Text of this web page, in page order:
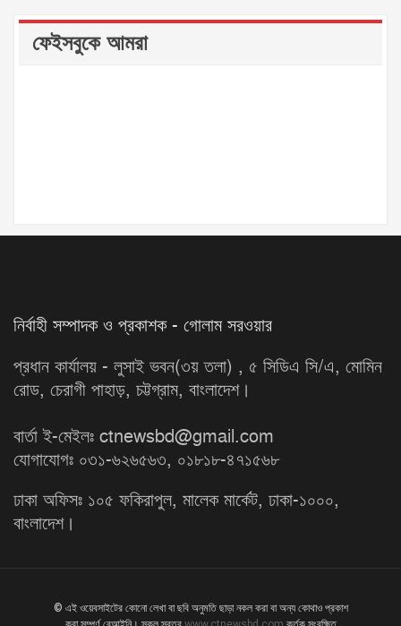
ফেইসবুকে আমরা
নির্বাহী সম্পাদক ও প্রকাশক - গোলাম সরওয়ার
প্রধান কার্যালয় - লুসাই ভবন(৩য় তলা) , ৫ সিডিএ সি/এ, মোমিন
রোড, চেরাগী পাহাড়, চট্টগ্রাম, বাংলাদেশ।
বার্তা ই-মেইলঃ ctnewsbd@gmail.com
যোগাযোগঃ ০৩১-৬২৬৫৬৩, ০১৮১৮-৪৭১৫৬৮
ঢাকা অফিসঃ ১০৫ ফকিরাপুল, মালেক মার্কেট, ঢাকা-১০০০,
বাংলাদেশ।
© এই ওয়েবসাইটের কোনো লেখা বা ছবি অনুমতি ছাড়া নকল করা বা অন্য কোথাও প্রকাশ